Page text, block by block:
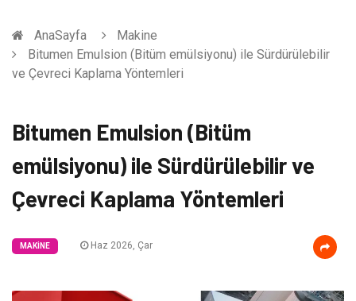
AnaSayfa
Makine
Bitumen Emulsion (Bitüm emülsiyonu) ile Sürdürülebilir
ve Çevreci Kaplama Yöntemleri
Bitumen Emulsion (Bitüm
emülsiyonu) ile Sürdürülebilir ve
Çevreci Kaplama Yöntemleri
MAKINE Haz 2026, Çar